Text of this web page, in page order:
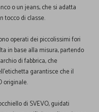
o un jeans, che si adatta
tocco di classe.
operati dei piccolissimi fori
in base alla misura, partendo
di fabbrica, che
garantisce che il
originale.
di SVEVO, guidati